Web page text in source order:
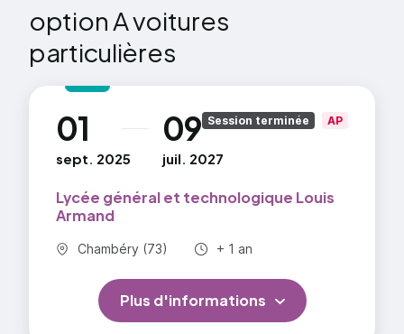
Langue vivante ou Langue des signes française
(LSF)
Unité facultative / Epreuve facultative (Ufac) -
Mobilité
option A voitures
particulières
01
sept. 2025
au 09
juil. 2027
Lycée général et technologique Louis
Armand
Commune :
Chambéry (73) Durée totale :
+ 1 an
Session terminée AP
Plus d'informations